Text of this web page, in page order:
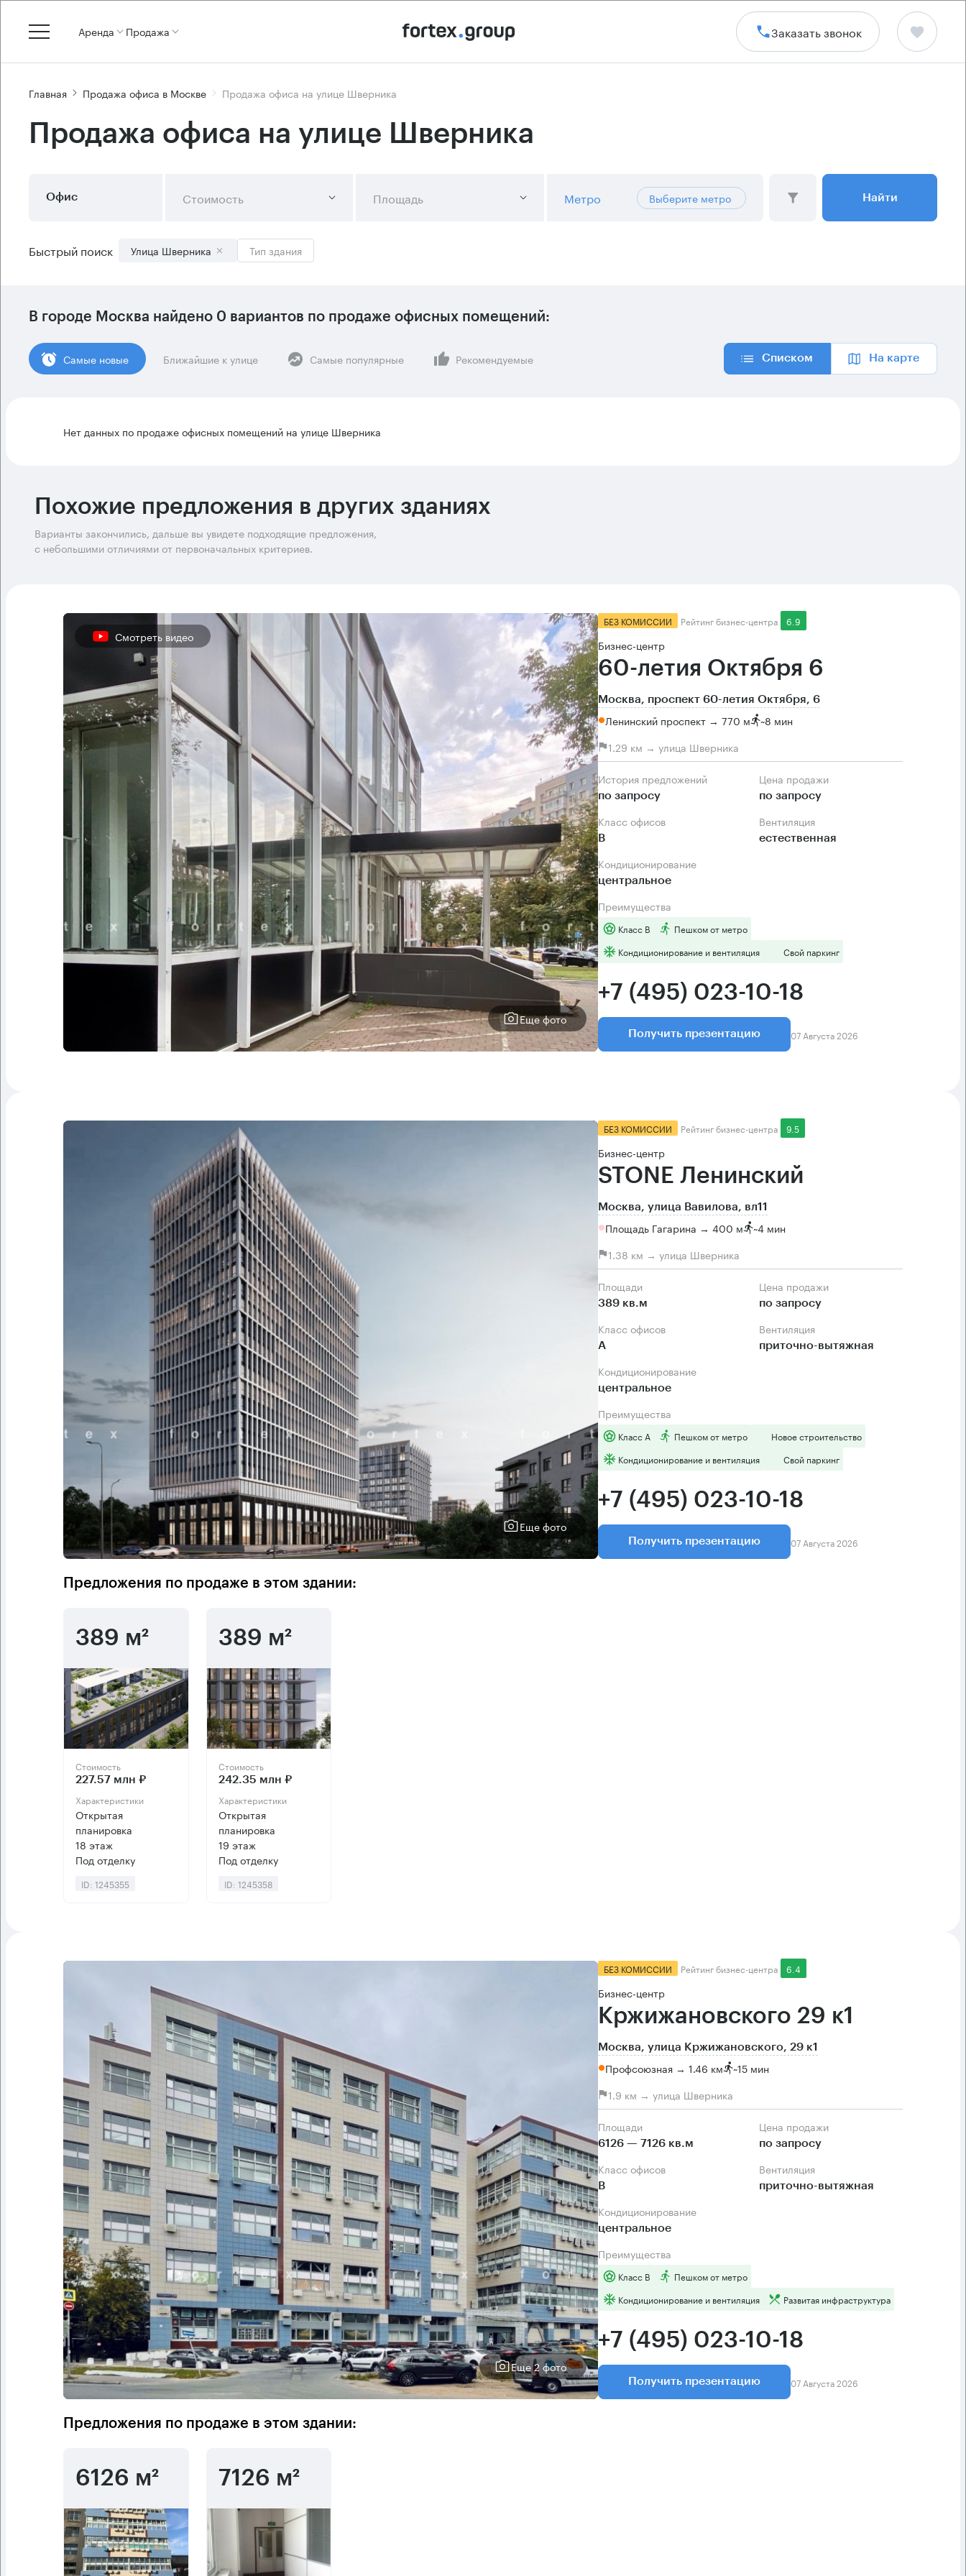
Аренда Продажа Заказать звонок
Главная Продажа офиса в Москве Продажа офиса на улице Шверника
Продажа офиса на улице Шверника
Офис Стоимость Площадь Метро Выберите метро Найти
Быстрый поиск Улица Шверника Тип здания
В городе Москва найдено 0 вариантов по продаже офисных помещений:
Cамые новые Ближайшие к улице Самые популярные Рекомендуемые Списком На карте
Нет данных по продаже офисных помещений на улице Шверника
Похожие предложения в других зданиях
Варианты закончились, дальше вы увидете подходящие предложения,
с небольшими отличиями от первоначальных критериев.
Смотреть видео
Еще фото
БЕЗ КОМИССИИ Рейтинг бизнес-центра 6.9
Бизнес-центр
60-летия Октября 6
Москва, проспект 60-летия Октября, 6
Ленинский проспект → 770 м ~8 мин
1.29 км → улица Шверника
История предложений
по запросу
Цена продажи
по запросу
Класс офисов
B
Вентиляция
естественная
Кондиционирование
центральное
Преимущества
Класс B
Пешком от метро
Кондиционирование и вентиляция
Свой паркинг
+7 (495) 023-10-18
Получить презентацию 07 Августа 2026
Еще фото
БЕЗ КОМИССИИ Рейтинг бизнес-центра 9.5
Бизнес-центр
STONE Ленинский
Москва, улица Вавилова, вл11
Площадь Гагарина → 400 м ~4 мин
1.38 км → улица Шверника
Площади
389 кв.м
Цена продажи
по запросу
Класс офисов
А
Вентиляция
приточно-вытяжная
Кондиционирование
центральное
Преимущества
Класс А Пешком от метро
Новое строительство
Кондиционирование и вентиляция
Свой паркинг
+7 (495) 023-10-18
Получить презентацию 07 Августа 2026
Предложения по продаже в этом здании:
389 м²
Стоимость
227.57 млн ₽
Характеристики
Открытая
планировка
18 этаж
Под отделку
ID: 1245355
389 м²
Стоимость
242.35 млн ₽
Характеристики
Открытая
планировка
19 этаж
Под отделку
ID: 1245358
Еще 2 фото
БЕЗ КОМИССИИ Рейтинг бизнес-центра 6.4
Бизнес-центр
Кржижановского 29 к1
Москва, улица Кржижановского, 29 к1
Профсоюзная → 1.46 км ~15 мин
1.9 км → улица Шверника
Площади
6126 — 7126 кв.м
Цена продажи
по запросу
Класс офисов
B
Вентиляция
приточно-вытяжная
Кондиционирование
центральное
Преимущества
Класс B
Пешком от метро
Кондиционирование и вентиляция
Развитая инфраструктура
+7 (495) 023-10-18
Получить презентацию 07 Августа 2026
Предложения по продаже в этом здании:
6126 м² 7126 м²